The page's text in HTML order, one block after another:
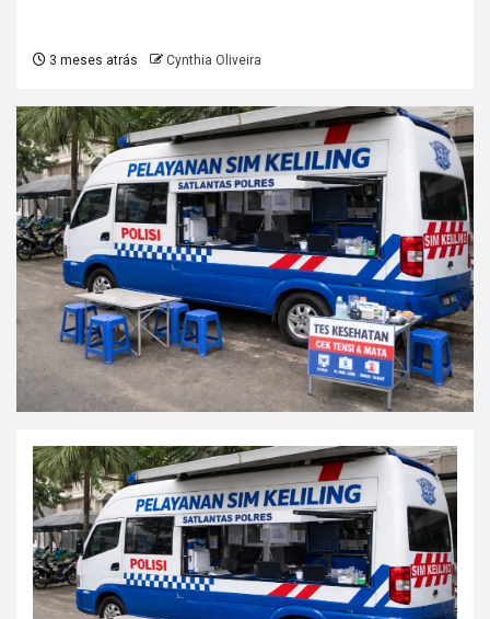
3 meses atrás Cynthia Oliveira